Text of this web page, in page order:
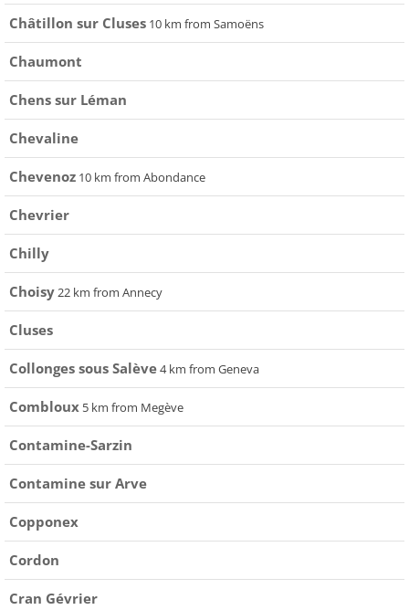
Châtillon sur Cluses 10 km from Samoëns
Chaumont
Chens sur Léman
Chevaline
Chevenoz 10 km from Abondance
Chevrier
Chilly
Choisy22 km from Annecy
Cluses
Collonges sous Salève4 km from Geneva
Combloux 5 km from Megève
Contamine-Sarzin
Contamine sur Arve
Copponex
Cordon
Cran Gévrier